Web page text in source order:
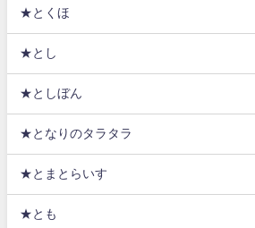
★とくほ
★とし
★としぼん
★となりのタラタラ
★とまとらいす
★とも